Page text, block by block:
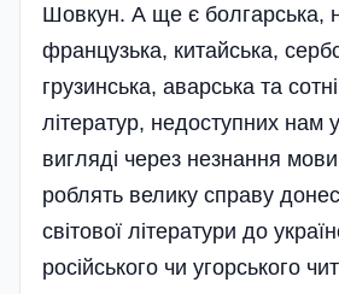
Шовкун. А ще є болгарська,
французька, китайська,
грузинська, аварська та
літератур, недоступних нам
вигляді через незнання
роблять велику справу
світової літератури до
російського чи угорського